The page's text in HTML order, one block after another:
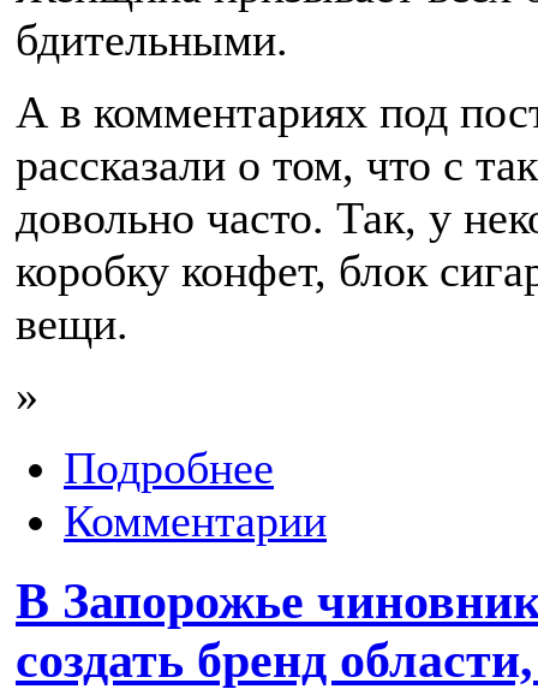
бдительными.
А в комментариях под
рассказали о том, что с
довольно часто. Так, у
коробку конфет, блок
вещи.
»
Подробнее
Комментарии
В Запорожье
создать бренд